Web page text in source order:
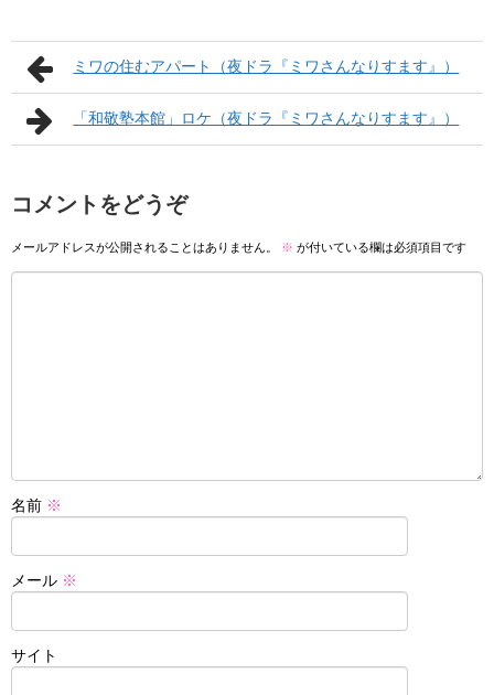
ミワの住むアパート（夜ドラ『ミワさんなりすます』）
「和敬塾本館」ロケ（夜ドラ『ミワさんなりすます』）
コメントをどうぞ
メールアドレスが公開されることはありません。 ※ が付いている欄は必須項目です
名前 ※
メール ※
サイト